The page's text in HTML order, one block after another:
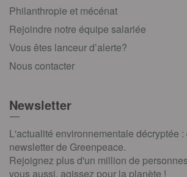
Philanthropie et mécénat
Rejoindre notre équipe salariée
Vous êtes lanceur d’alerte?
Nous contacter
Newsletter
L'actualité environnementale décryptée
newsletter de Greenpeace.
Rejoignez plus d'un million de
vous aussi, agissez pour la planète !